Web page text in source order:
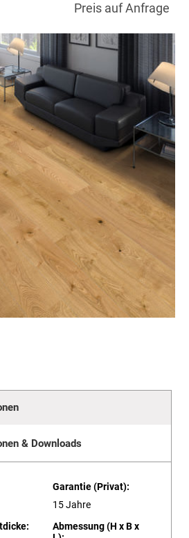
Preis auf Anfrage
& Downloads
Garantie (Privat):
15 Jahre
Abmessung (H x B x